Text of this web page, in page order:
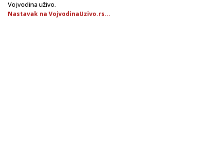
Vojvodina uživo.
Nastavak na VojvodinaUzivo.rs...